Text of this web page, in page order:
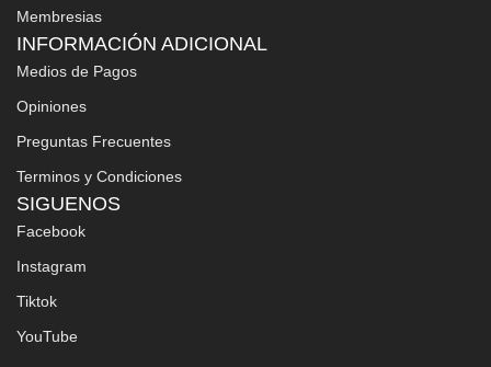
Membresias
INFORMACIÓN ADICIONAL
Medios de Pagos
Opiniones
Preguntas Frecuentes
Terminos y Condiciones
SIGUENOS
Facebook
Instagram
Tiktok
YouTube